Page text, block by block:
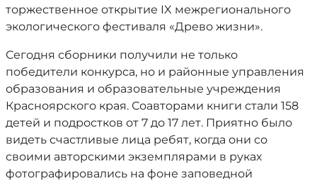
торжественное открытие IX межрегионального
экологического фестиваля «Древо жизни».
Сегодня сборники получили не только
победители конкурса, но и районные управления
образования и образовательные учреждения
Красноярского края. Соавторами книги стали 158
детей и подростков от 7 до 17 лет. Приятно было
видеть счастливые лица ребят, когда они со
своими авторскими экземплярами в руках
фотографировались на фоне заповедной